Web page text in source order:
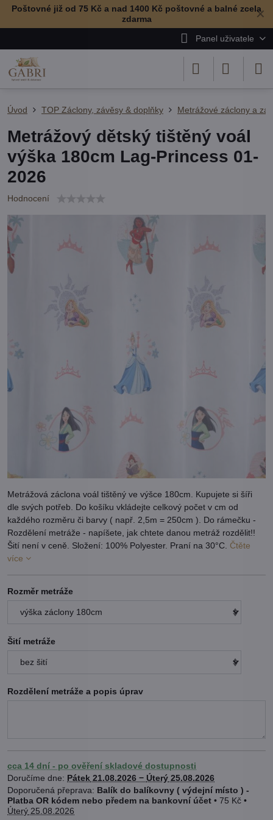
✕
Poštovné již od 75 Kč a nad 1400 Kč poštovné a balné zcela
zdarma
Panel uživatele
Úvod TOP Záclony, závěsy & doplňky Metrážové záclony a
Metrážový dětský tištěný voál
výška 180cm Lag-Princess 01-
2026
Hodnocení
Metrážová záclona voál tištěný ve výšce 180cm. Kupujete si šíři
dle svých potřeb. Do košíku vkládejte celkový počet v cm od
každého rozměru či barvy ( např. 2,5m = 250cm ). Do rámečku -
Rozdělení metráže - napíšete, jak chtete danou metráž rozdělit!!
Šití není v ceně. Složení: 100% Polyester. Praní na 30°C. Čtěte
více
Rozměr metráže
Šití metráže
Rozdělení metráže a popis úprav
cca 14 dní - po ověření skladové dostupnosti
Doručíme dne: Pátek 21.08.2026 − Úterý 25.08.2026
Balík do balíkovny ( výdejní místo ) -
Platba OR kódem nebo předem na bankovní účet • 75 Kč •
Úterý 25.08.2026